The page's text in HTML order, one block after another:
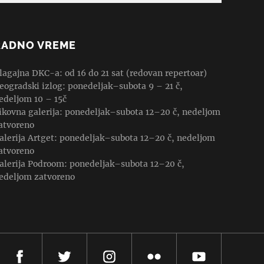
VREME
DKC-a: od 16 do 21 sat (redovan repertoar)
izlog: ponedeljak–subota 9 – 21 č,
10 – 15č
galerija: ponedeljak–subota 12–20 č, nedeljom
Artget: ponedeljak–subota 12–20 č, nedeljom
Podroom: ponedeljak–subota 12–20 č,
zatvoreno